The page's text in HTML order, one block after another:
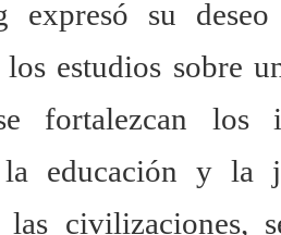
expresó su
estudios sobre
fortalezcan los
la educación y la
las civilizaciones,